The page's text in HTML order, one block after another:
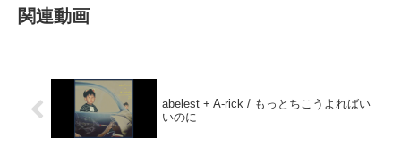
関連動画
abelest + A-rick / もっとちこうよればい
いのに